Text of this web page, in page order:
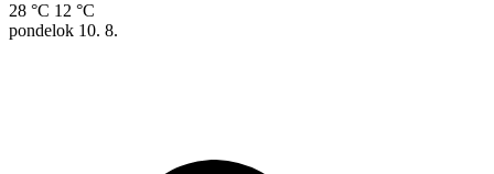
28 °C 12 °C
pondelok 10. 8.